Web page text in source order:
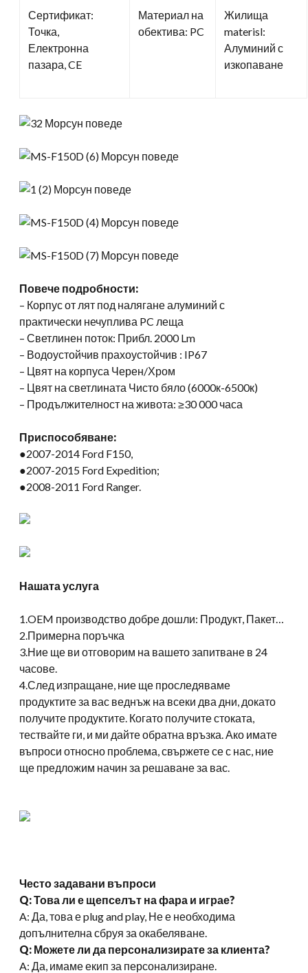
Сертификат:
Точка,
Електронна
пазара, CE
Материал на
обектива: PC
Жилища
materisl:
Алуминий с
изкопаване
Повече подробности:
– Корпус от лят под налягане алуминий с
практически нечуплива PC леща
– Светлинен поток: Прибл. 2000 Lm
– Водоустойчив прахоустойчив : IP67
– Цвят на корпуса Черен/Хром
– Цвят на светлината Чисто бяло (6000к-6500к)
– Продължителност на живота: ≥30 000 часа
Приспособяване:
●2007-2014 Ford F150,
●2007-2015 Ford Expedition;
●2008-2011 Ford Ranger.
Нашата услуга
1.OEM производство добре дошли: Продукт, Пакет…
2.Примерна поръчка
3.Ние ще ви отговорим на вашето запитване в 24
часове.
4.След изпращане, ние ще проследяваме
продуктите за вас веднъж на всеки два дни, докато
получите продуктите. Когато получите стоката,
тествайте ги, и ми дайте обратна връзка. Ако имате
въпроси относно проблема, свържете се с нас, ние
ще предложим начин за решаване за вас.
Често задавани въпроси
Q: Това ли е щепселът на фара и играе?
A: Да, това е plug and play, Не е необходима
допълнителна сбруя за окабеляване.
Q: Можете ли да персонализирате за клиента?
A: Да, имаме екип за персонализиране.